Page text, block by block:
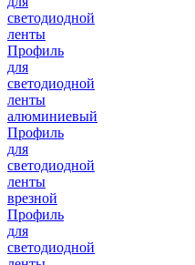
светодиодной
ленты
Профиль
для
светодиодной
ленты
алюминиевый
Профиль
для
светодиодной
ленты
врезной
Профиль
для
светодиодной